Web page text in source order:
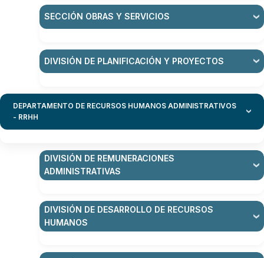
SECCIÓN OBRAS Y SERVICIOS
DIVISIÓN DE PLANIFICACIÓN Y PROYECTOS
DEPARTAMENTO DE RECURSOS HUMANOS ADMINISTRATIVOS
- RRHH
DIVISIÓN DE REMUNERACIONES
ADMINISTRATIVAS
DIVISIÓN DE DESARROLLO DE RECURSOS
HUMANOS